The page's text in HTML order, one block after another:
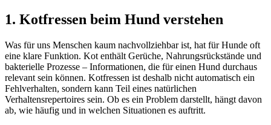
1. Kotfressen beim Hund verstehen
Was für uns Menschen kaum nachvollziehbar ist, hat für Hunde oft
eine klare Funktion. Kot enthält Gerüche, Nahrungsrückstände und
bakterielle Prozesse – Informationen, die für einen Hund durchaus
relevant sein können. Kotfressen ist deshalb nicht automatisch ein
Fehlverhalten, sondern kann Teil eines natürlichen
Verhaltensrepertoires sein. Ob es ein Problem darstellt, hängt davon
ab, wie häufig und in welchen Situationen es auftritt.